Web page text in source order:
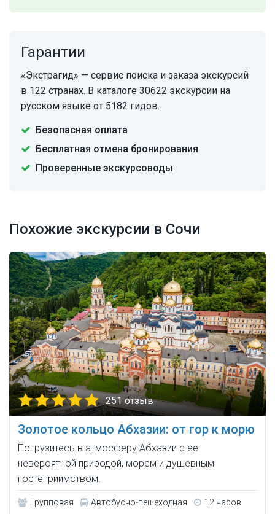
Гарантии
«Экстрагид» — сервис поиска и заказа экскурсий
в 122 странах. В каталоге 30622 экскурсии на
русском языке от 5182 гидов.
Безопасная оплата
Бесплатная отмена бронирования
Проверенные экскурсоводы
Похожие экскурсии в Сочи
251 отзыв
Золотое кольцо Абхазии: от гор к морю
Погрузитесь в атмосферу Абхазии с ее
невероятной природой, морем и душевным
гостеприимством.
Групповая Автобусно-пешеходная 12 часов